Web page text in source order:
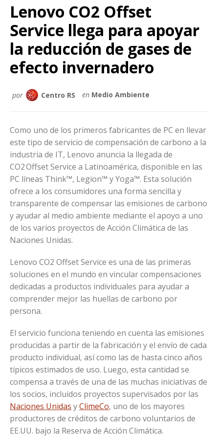
Lenovo CO2 Offset
Service llega para apoyar
la reducción de gases de
efecto invernadero
por Centro RS en Medio Ambiente
Como uno de los primeros fabricantes de PC en llevar
este tipo de servicio de compensación de carbono a la
industria de IT, Lenovo anuncia la llegada de
CO2 Offset Service a Latinoamérica, disponible en las
PC líneas Think™, Legion™ y Yoga™. Esta solución
ofrece a los consumidores una forma sencilla y
transparente de compensar las emisiones de carbono
y ayudar al medio ambiente mediante el apoyo a uno
de los varios proyectos de Acción Climática de las
Naciones Unidas.
Lenovo CO2 Offset Service es una de las primeras
soluciones en el mundo en vincular compensaciones
dedicadas a productos individuales para ayudar a
comprender mejor las huellas de carbono por
persona.
El servicio funciona teniendo en cuenta las emisiones
producidas a partir de la fabricación y el envío de cada
producto individual, así como las de hasta cinco años
típicos estimados de uso. Luego, esta cantidad se
compensa a través de una de las muchas iniciativas de
los socios, incluidos proyectos supervisados ​​por las
Naciones Unidas yClimeCo, uno de los mayores
productores de créditos de carbono voluntarios de
EE.UU. bajo la Reserva de Acción Climática.